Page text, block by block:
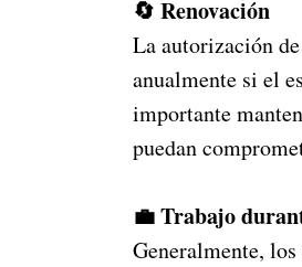
🔄 Renovación
La autorización
anualmente si el
importante
puedan
💼 Trabajo
Generalmente,